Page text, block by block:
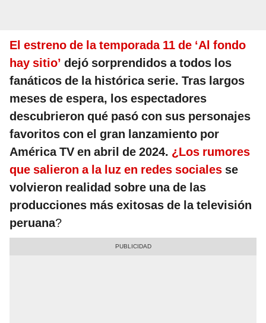
El estreno de la temporada 11 de ‘Al fondo
hay sitio’ dejó sorprendidos a todos los
fanáticos de la histórica serie. Tras largos
meses de espera, los espectadores
descubrieron qué pasó con sus personajes
favoritos con el gran lanzamiento por
América TV en abril de 2024. ¿Los rumores
que salieron a la luz en redes sociales se
volvieron realidad sobre una de las
producciones más exitosas de la televisión
peruana?